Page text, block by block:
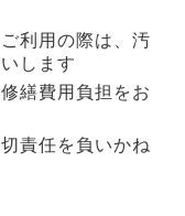
利用の際は、汚
します
繕費用負担をお
責任を負いかね